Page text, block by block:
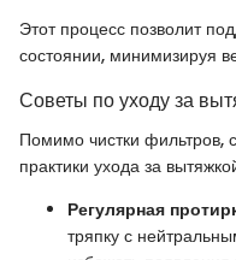
Этот процесс позволит
состоянии, минимизируя
Советы по уходу за
Помимо чистки фильтров,
практики ухода за
Регулярная
тряпку с